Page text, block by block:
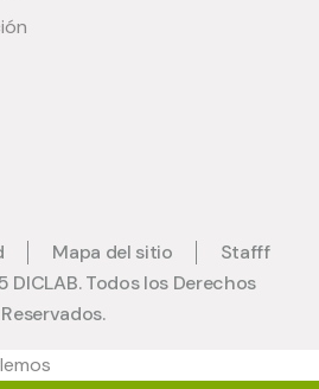
Mapa del sitio
Stafff
Todos los Derechos
Reservados.